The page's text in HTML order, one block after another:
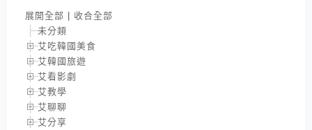
展開全部 | 收合全部
未分類
艾吃韓國美食
艾韓國旅遊
艾看影劇
艾教學
艾聊聊
艾分享